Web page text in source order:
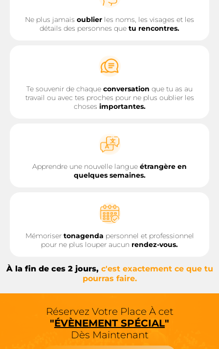
Ne plus jamais oublier les noms, les visages et les
détails des personnes que tu rencontres.
Te souvenir de chaque conversation que tu as au
travail ou avec tes proches pour ne plus oublier les
choses importantes.
Apprendre une nouvelle langue étrangère en
quelques semaines.
Mémoriser tonagenda personnel et professionnel
pour ne plus louper aucun rendez-vous.
À la fin de ces 2 jours, c'est exactement ce que tu
pourras faire.
Réservez Votre Place À cet
"ÉVÈNEMENT SPÉCIAL"
Dès Maintenant